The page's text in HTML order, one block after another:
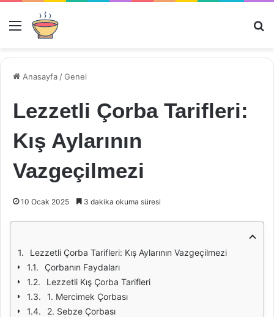
Menü
Anasayfa /Genel
Lezzetli Çorba Tarifleri:
Kış Aylarının
Vazgeçilmezi
10 Ocak 2025 3 dakika okuma süresi
Lezzetli Çorba Tarifleri: Kış Aylarının Vazgeçilmezi
Çorbanın Faydaları
Lezzetli Kış Çorba Tarifleri
1. Mercimek Çorbası
2. Sebze Çorbası